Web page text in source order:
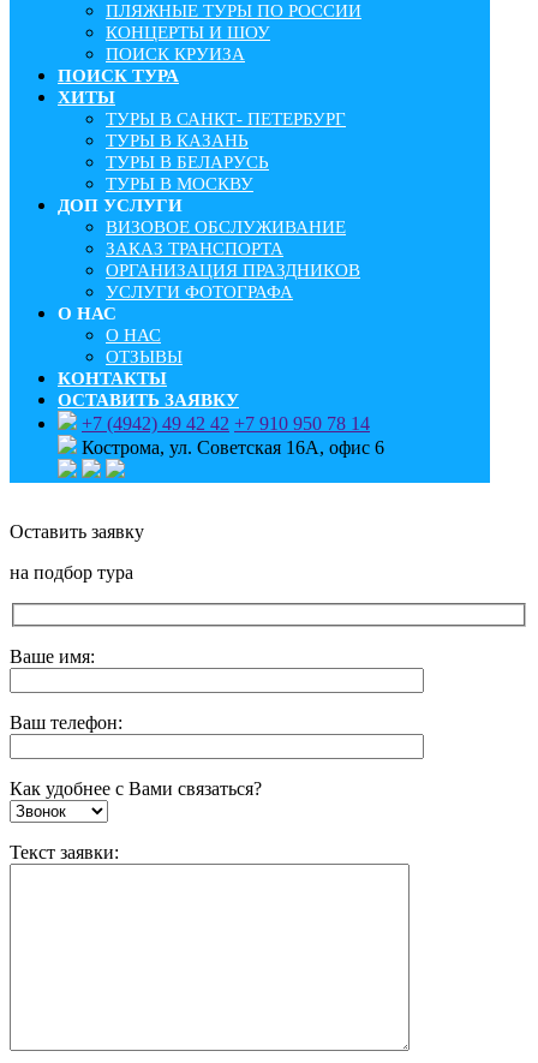
ПЛЯЖНЫЕ ТУРЫ ПО РОССИИ
КОНЦЕРТЫ И ШОУ
ПОИСК КРУИЗА
ПОИСК ТУРА
ХИТЫ
ТУРЫ В САНКТ- ПЕТЕРБУРГ
ТУРЫ В КАЗАНЬ
ТУРЫ В БЕЛАРУСЬ
ТУРЫ В МОСКВУ
ДОП УСЛУГИ
ВИЗОВОЕ ОБСЛУЖИВАНИЕ
ЗАКАЗ ТРАНСПОРТА
ОРГАНИЗАЦИЯ ПРАЗДНИКОВ
УСЛУГИ ФОТОГРАФА
О НАС
О НАС
ОТЗЫВЫ
КОНТАКТЫ
ОСТАВИТЬ ЗАЯВКУ
+7 (4942) 49 42 42 +7 910 950 78 14
Кострома, ул. Советская 16А, офис 6
Оставить заявку
на подбор тура
Ваше имя:
Ваш телефон:
Как удобнее с Вами связаться?
Текст заявки: